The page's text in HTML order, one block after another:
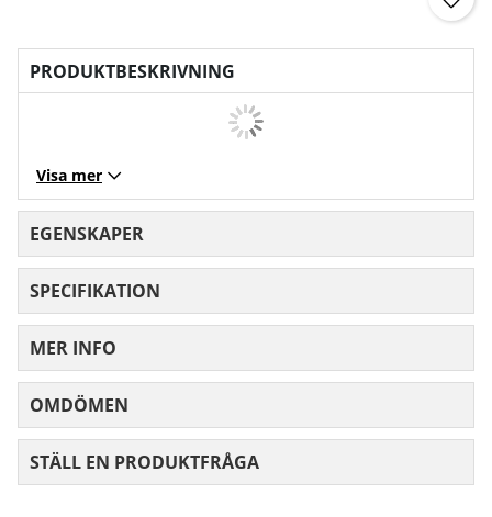
PRODUKTBESKRIVNING
Visa mer
EGENSKAPER
SPECIFIKATION
MER INFO
OMDÖMEN
STÄLL EN PRODUKTFRÅGA